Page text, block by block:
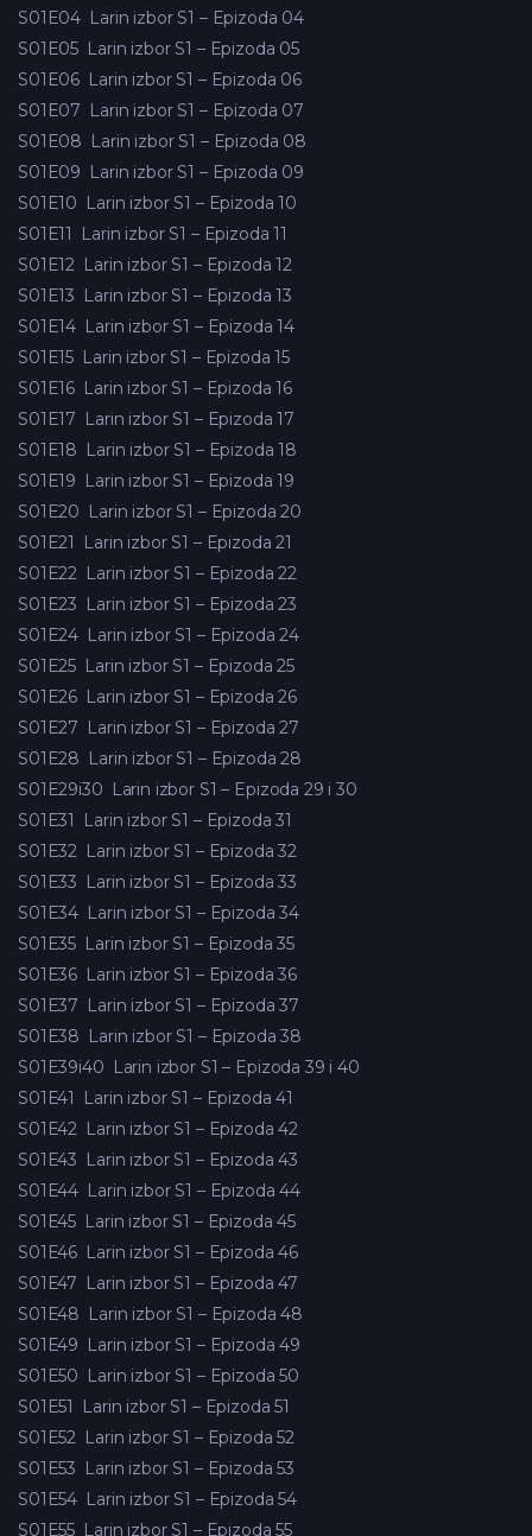
S01E04 Larin izbor S1 – Epizoda 04
S01E05 Larin izbor S1 – Epizoda 05
S01E06 Larin izbor S1 – Epizoda 06
S01E07 Larin izbor S1 – Epizoda 07
S01E08 Larin izbor S1 – Epizoda 08
S01E09 Larin izbor S1 – Epizoda 09
S01E10 Larin izbor S1 – Epizoda 10
S01E11
Larin izbor S1 – Epizoda 11
S01E12 Larin izbor S1 – Epizoda 12
S01E13 Larin izbor S1 – Epizoda 13
S01E14 Larin izbor S1 – Epizoda 14
S01E15 Larin izbor S1 – Epizoda 15
S01E16 Larin izbor S1 – Epizoda 16
S01E17 Larin izbor S1 – Epizoda 17
S01E18 Larin izbor S1 – Epizoda 18
S01E19 Larin izbor S1 – Epizoda 19
S01E20 Larin izbor S1 – Epizoda 20
S01E21
Larin izbor S1 – Epizoda 21
S01E22 Larin izbor S1 – Epizoda 22
S01E23 Larin izbor S1 – Epizoda 23
S01E24 Larin izbor S1 – Epizoda 24
S01E25 Larin izbor S1 – Epizoda 25
S01E26 Larin izbor S1 – Epizoda 26
S01E27 Larin izbor S1 – Epizoda 27
S01E28 Larin izbor S1 – Epizoda 28
S01E29i30 Larin izbor S1 – Epizoda 29 i 30
S01E31
Larin izbor S1 – Epizoda 31
S01E32 Larin izbor S1 – Epizoda 32
S01E33 Larin izbor S1 – Epizoda 33
S01E34 Larin izbor S1 – Epizoda 34
S01E35 Larin izbor S1 – Epizoda 35
S01E36 Larin izbor S1 – Epizoda 36
S01E37 Larin izbor S1 – Epizoda 37
S01E38 Larin izbor S1 – Epizoda 38
S01E39i40 Larin izbor S1 – Epizoda 39 i 40
S01E41
Larin izbor S1 – Epizoda 41
S01E42 Larin izbor S1 – Epizoda 42
S01E43 Larin izbor S1 – Epizoda 43
S01E44 Larin izbor S1 – Epizoda 44
S01E45 Larin izbor S1 – Epizoda 45
S01E46 Larin izbor S1 – Epizoda 46
S01E47 Larin izbor S1 – Epizoda 47
S01E48 Larin izbor S1 – Epizoda 48
S01E49 Larin izbor S1 – Epizoda 49
S01E50 Larin izbor S1 – Epizoda 50
S01E51
Larin izbor S1 – Epizoda 51
S01E52 Larin izbor S1 – Epizoda 52
S01E53 Larin izbor S1 – Epizoda 53
S01E54 Larin izbor S1 – Epizoda 54
S01E55 Larin izbor S1 – Epizoda 55